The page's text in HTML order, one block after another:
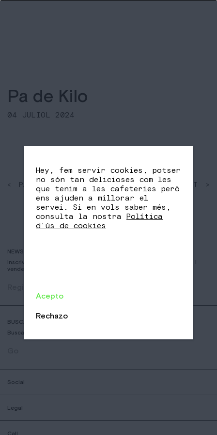
Pa de Kilo
04 JULIOL 2024
< PAST
SHARE
FB
TW
NEXT >
NEWSLETTER
Inscriviu-vos per rebre informació sobre nous cafès, esdeveniments i
vendes
BUSCADOR DE COFFESSHOPS
Busca la botiga nomad mes aprop teu
Social
Legal
Hey, fem servir cookies, potser
no són tan delicioses com les
que tenim a les cafeteries però
ens ajuden a millorar el
servei. Si en vols saber més,
consulta la nostra Política
d'ús de cookies
Acepto
Rechazo